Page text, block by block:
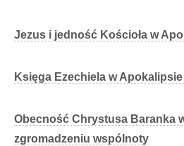
Jezus i jedność Kościoła w
Księga Ezechiela w Apokalipsie
Obecność Chrystusa Baranka
zgromadzeniu wspólnoty